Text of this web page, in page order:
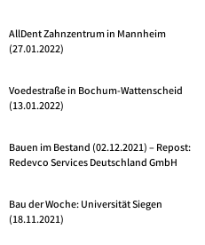
AllDent Zahnzentrum in Mannheim
(27.01.2022)
Voedestraße in Bochum-Wattenscheid
(13.01.2022)
Bauen im Bestand (02.12.2021) – Repost:
Redevco Services Deutschland GmbH
Bau der Woche: Universität Siegen
(18.11.2021)